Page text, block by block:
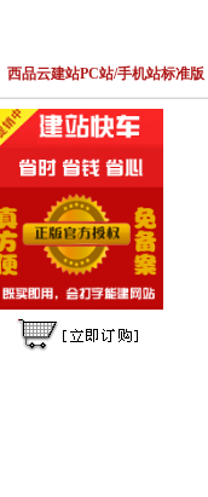
西品云建站PC站/手机站标准版